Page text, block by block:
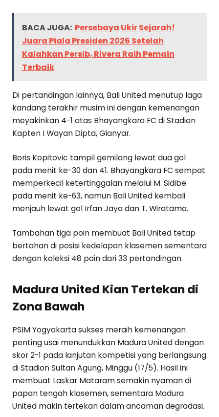
BACA JUGA: Persebaya Ukir Sejarah!
Juara Piala Presiden 2026 Setelah
Kalahkan Persib, Rivera Raih Pemain
Terbaik
Di pertandingan lainnya, Bali United menutup laga
kandang terakhir musim ini dengan kemenangan
meyakinkan 4-1 atas Bhayangkara FC di Stadion
Kapten I Wayan Dipta, Gianyar.
Boris Kopitovic tampil gemilang lewat dua gol
pada menit ke-30 dan 41. Bhayangkara FC sempat
memperkecil ketertinggalan melalui M. Sidibe
pada menit ke-63, namun Bali United kembali
menjauh lewat gol Irfan Jaya dan T. Wiratama.
Tambahan tiga poin membuat Bali United tetap
bertahan di posisi kedelapan klasemen sementara
dengan koleksi 48 poin dari 33 pertandingan.
Madura United Kian Tertekan di
Zona Bawah
PSIM Yogyakarta sukses meraih kemenangan
penting usai menundukkan Madura United dengan
skor 2-1 pada lanjutan kompetisi yang berlangsung
di Stadion Sultan Agung, Minggu (17/5). Hasil ini
membuat Laskar Mataram semakin nyaman di
papan tengah klasemen, sementara Madura
United makin tertekan dalam ancaman degradasi.